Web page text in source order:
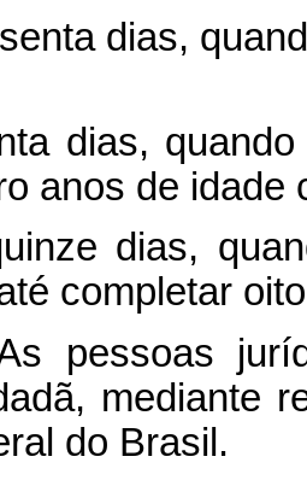
dias,
dias,
anos de idade
dias,
completar
pessoas
mediante
do Brasil.